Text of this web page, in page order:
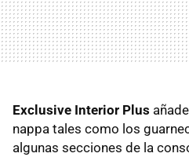
Exclusive Interior Plus
nappa tales como los
algunas secciones de la